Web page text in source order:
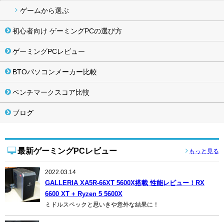
ゲームから選ぶ
初心者向け ゲーミングPCの選び方
ゲーミングPCレビュー
BTOパソコンメーカー比較
ベンチマークスコア比較
ブログ
最新ゲーミングPCレビュー もっと見る
2022.03.14
GALLERIA XA5R-66XT 5600X搭載 性能レビュー！RX
6600 XT + Ryzen 5 5600X
ミドルスペックと思いきや意外な結果に！